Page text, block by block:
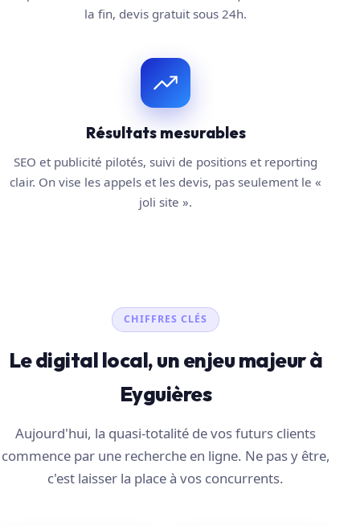
la fin, devis gratuit sous 24h.
Résultats mesurables
SEO et publicité pilotés, suivi de positions et reporting
clair. On vise les appels et les devis, pas seulement le «
joli site ».
CHIFFRES CLÉS
Le digital local, un enjeu majeur à
Eyguières
Aujourd'hui, la quasi-totalité de vos futurs clients
commence par une recherche en ligne. Ne pas y être,
c'est laisser la place à vos concurrents.